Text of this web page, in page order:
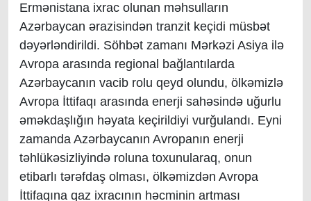
Ermənistana ixrac olunan məhsulların
Azərbaycan ərazisindən tranzit keçidi müsbət
dəyərləndirildi. Söhbət zamanı Mərkəzi Asiya ilə
Avropa arasında regional bağlantılarda
Azərbaycanın vacib rolu qeyd olundu, ölkəmizlə
Avropa İttifaqı arasında enerji sahəsində uğurlu
əməkdaşlığın həyata keçirildiyi vurğulandı. Eyni
zamanda Azərbaycanın Avropanın enerji
təhlükəsizliyində roluna toxunularaq, onun
etibarlı tərəfdaş olması, ölkəmizdən Avropa
İttifaqına qaz ixracının həcminin artması